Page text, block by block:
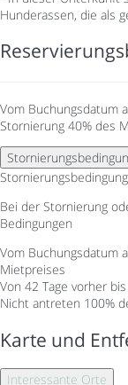
Hunderassen, die als
Vom Buchungsdatum
Stornierung 40% des
Bei der Stornierung
Bedingungen
Vom Buchungsdatum
Mietpreises
Von 42 Tage vorher
Nicht antreten 100%
Karte und
Interessante Orte